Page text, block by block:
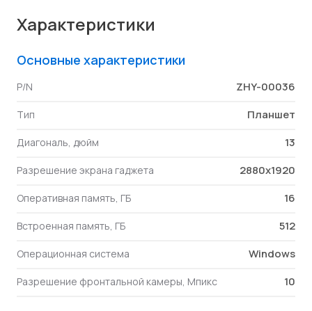
Характеристики
Основные характеристики
P/N ZHY-00036
Тип Планшет
Диагональ, дюйм 13
Разрешение экрана гаджета 2880x1920
Оперативная память, ГБ 16
Встроенная память, ГБ 512
Операционная система Windows
Разрешение фронтальной камеры, Мпикс 10